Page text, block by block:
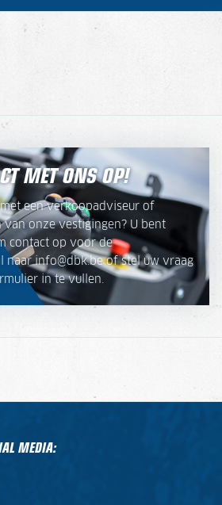
MET ONS OP!
met een verkoopadviseur of
van onze vestigingen? U bent
contact op voor de
naar info@dbk.be of stel uw vraag
in te vullen.
MEDIA: